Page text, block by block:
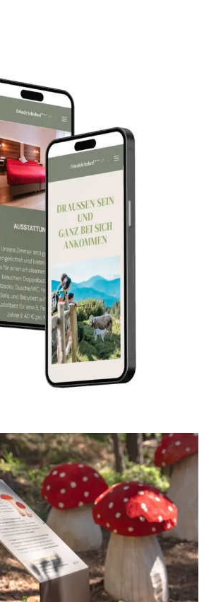
Neue Website
Pilze aus dem Boden wachsen